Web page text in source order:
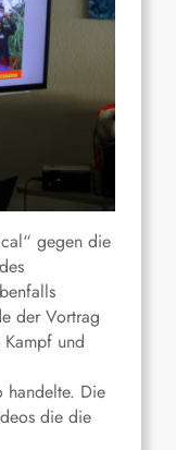
gegen die
der Vortrag
und
handelte. Die
die die